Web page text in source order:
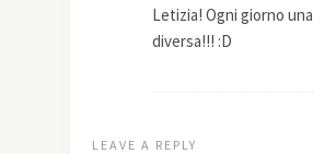
Letizia! Ogni giorno
diversa!!! :D
LEAVE A REPLY